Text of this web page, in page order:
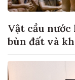
Vật cầu nước
bùn đất và